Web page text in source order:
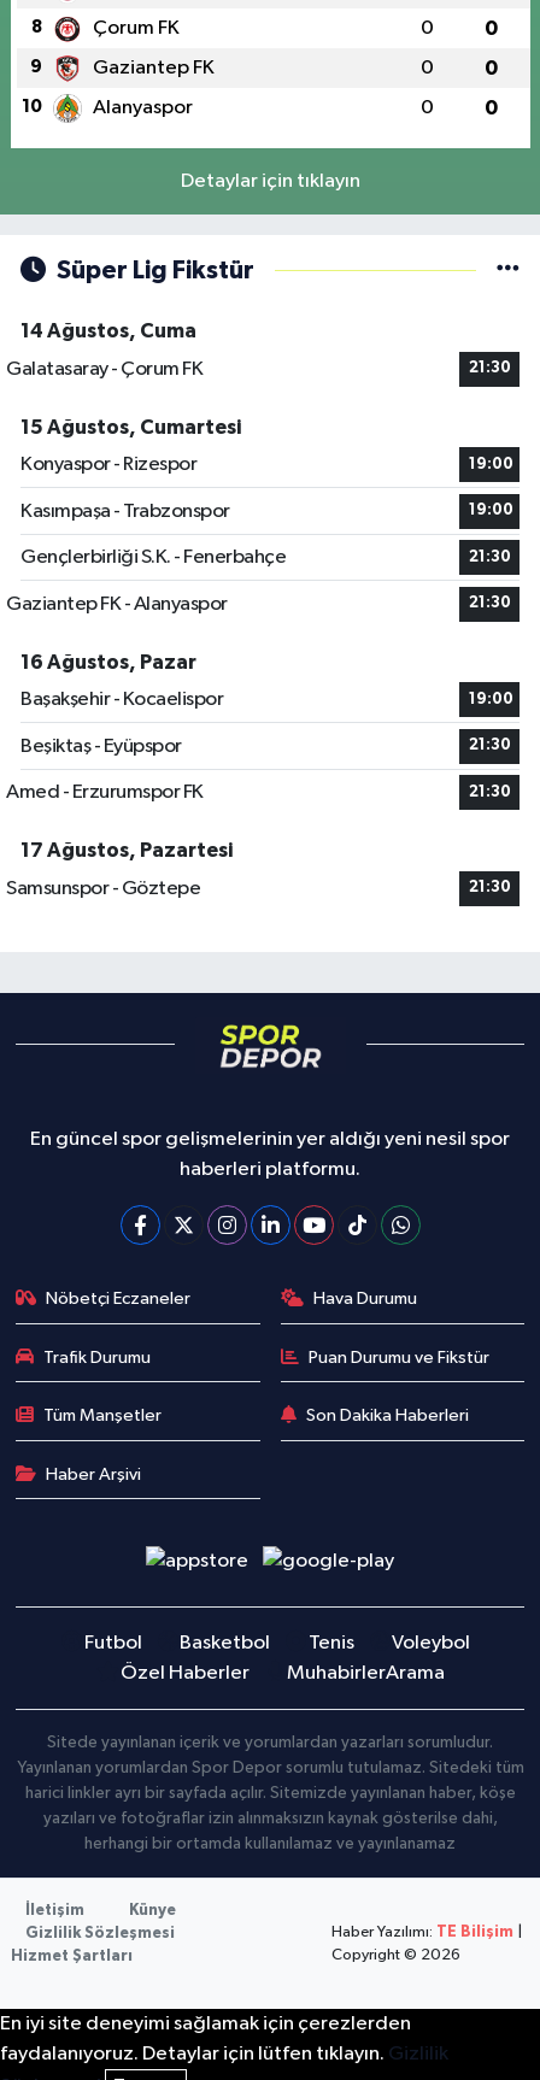
8 Çorum FK 0 0
9 Gaziantep FK 0 0
10 Alanyaspor 0 0
Detaylar için tıklayın
Süper Lig Fikstür
14 Ağustos, Cuma
Galatasaray - Çorum FK
21:30
15 Ağustos, Cumartesi
Konyaspor - Rizespor
19:00
Kasımpaşa - Trabzonspor 19:00
Gençlerbirliği S.K. - Fenerbahçe 21:30
Gaziantep FK - Alanyaspor 21:30
16 Ağustos, Pazar
Başakşehir - Kocaelispor
19:00
Beşiktaş - Eyüpspor 21:30
Amed - Erzurumspor FK 21:30
17 Ağustos, Pazartesi
Samsunspor - Göztepe
21:30
En güncel spor gelişmelerinin yer aldığı yeni nesil spor
haberleri platformu.
Nöbetçi Eczaneler Hava Durumu
Trafik Durumu Puan Durumu ve Fikstür
Tüm Manşetler Son Dakika Haberleri
Haber Arşivi
Futbol Basketbol Tenis
Voleybol
Özel Haberler
MuhabirlerArama
Sitede yayınlanan içerik ve yorumlardan yazarları sorumludur.
Yayınlanan yorumlardan Spor Depor sorumlu tutulamaz. Sitedeki tüm
harici linkler ayrı bir sayfada açılır. Sitemizde yayınlanan haber, köşe
yazıları ve fotoğraflar izin alınmaksızın kaynak gösterilse dahi,
herhangi bir ortamda kullanılamaz ve yayınlanamaz
İletişim
Künye
Gizlilik Sözleşmesi
Hizmet Şartları
Haber Yazılımı: TE Bilişim
Copyright © 2026
En iyi site deneyimi sağlamak için çerezlerden
faydalanıyoruz. Detaylar için lütfen tıklayın. Gizlilik